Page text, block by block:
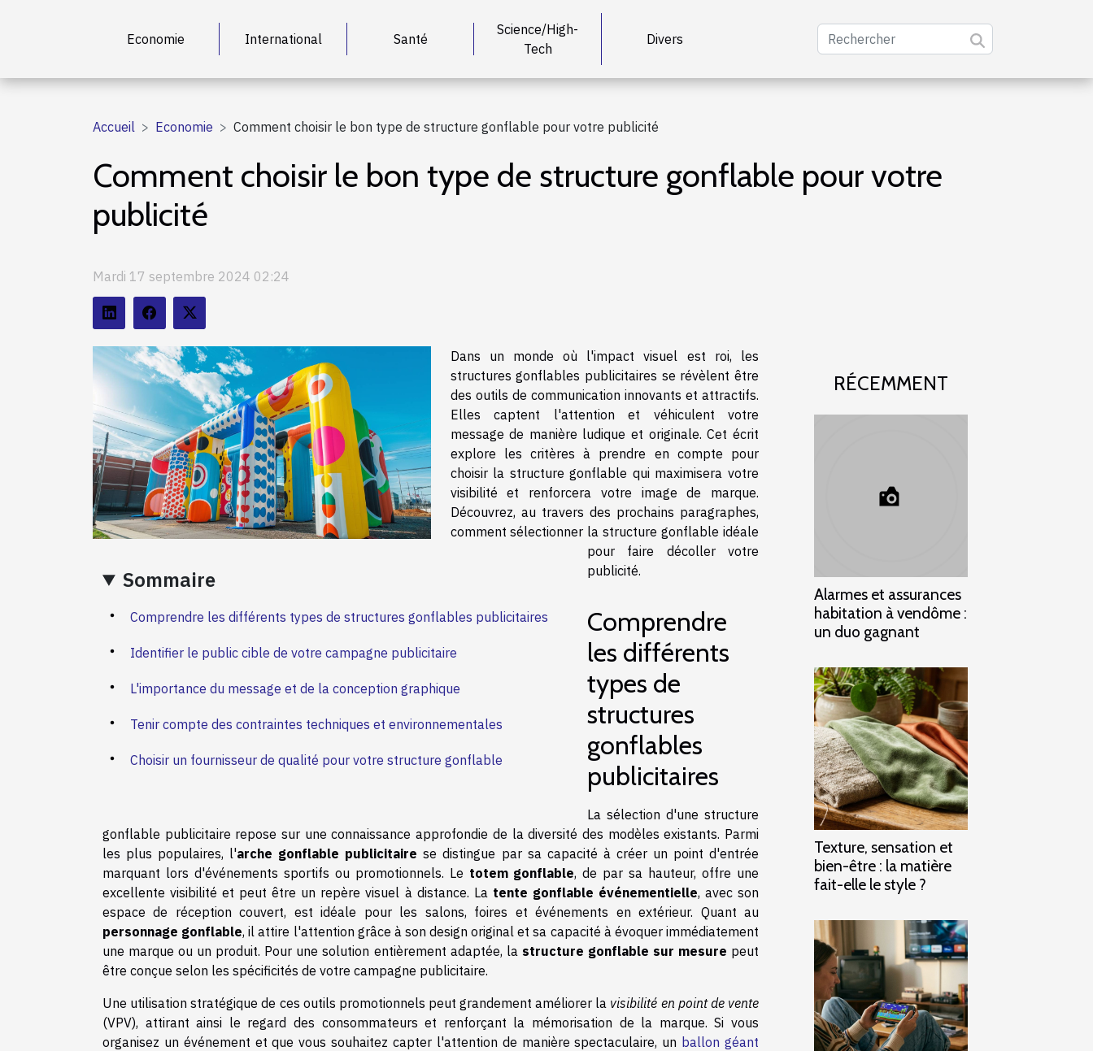
Economie International Santé
Science/High-
Tech
Divers
Accueil Economie Comment choisir le bon type de structure gonflable pour votre publicité
Comment choisir le bon type de structure gonflable pour votre
publicité
Mardi 17 septembre 2024 02:24
Sommaire
Comprendre les différents types de structures gonflables publicitaires
Identifier le public cible de votre campagne publicitaire
L'importance du message et de la conception graphique
Tenir compte des contraintes techniques et environnementales
Choisir un fournisseur de qualité pour votre structure gonflable
Dans un monde où l'impact visuel est roi, les
structures gonflables publicitaires se révèlent être
des outils de communication innovants et attractifs.
Elles captent l'attention et véhiculent votre
message de manière ludique et originale. Cet écrit
explore les critères à prendre en compte pour
choisir la structure gonflable qui maximisera votre
visibilité et renforcera votre image de marque.
Découvrez, au travers des prochains paragraphes,
comment sélectionner la structure gonflable idéale
pour faire décoller votre
publicité.
Comprendre
les différents
types de
structures
gonflables
publicitaires
La sélection d'une structure
gonflable publicitaire repose sur une connaissance approfondie de la diversité des modèles existants. Parmi
les plus populaires, l'arche gonflable publicitaire se distingue par sa capacité à créer un point d'entrée
marquant lors d'événements sportifs ou promotionnels. Le totem gonflable, de par sa hauteur, offre une
excellente visibilité et peut être un repère visuel à distance. La tente gonflable événementielle, avec son
espace de réception couvert, est idéale pour les salons, foires et événements en extérieur. Quant au
personnage gonflable, il attire l'attention grâce à son design original et sa capacité à évoquer immédiatement
une marque ou un produit. Pour une solution entièrement adaptée, la structure gonflable sur mesure peut
être conçue selon les spécificités de votre campagne publicitaire.
Une utilisation stratégique de ces outils promotionnels peut grandement améliorer la visibilité en point de vente
(VPV), attirant ainsi le regard des consommateurs et renforçant la mémorisation de la marque. Si vous
organisez un événement et que vous souhaitez capter l'attention de manière spectaculaire, un ballon géant
RÉCEMMENT
Alarmes et assurances
habitation à vendôme :
un duo gagnant
Texture, sensation et
bien-être : la matière
fait-elle le style ?